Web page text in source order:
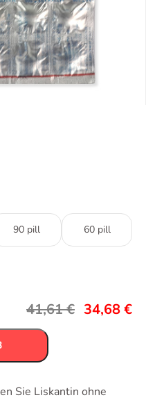
90 pill 60 pill
41,61€ 34,68€
Sie Liskantin ohne